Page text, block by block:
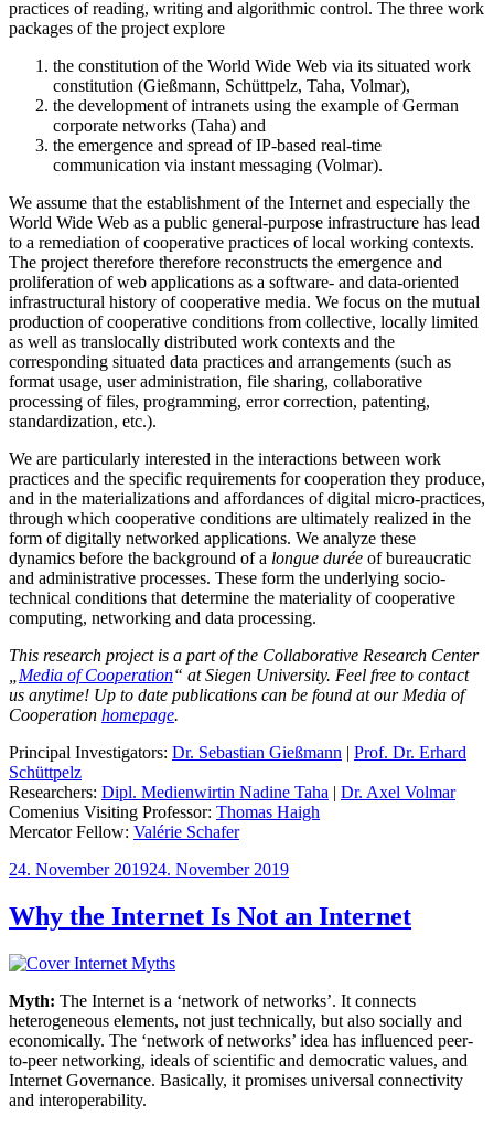
practices of reading, writing and algorithmic control. The three work
packages of the project explore
the constitution of the World Wide Web via its situated work
constitution (Gießmann, Schüttpelz, Taha, Volmar),
the development of intranets using the example of German
corporate networks (Taha) and
the emergence and spread of IP-based real-time
communication via instant messaging (Volmar).
We assume that the establishment of the Internet and especially the
World Wide Web as a public general-purpose infrastructure has lead
to a remediation of cooperative practices of local working contexts.
The project therefore therefore reconstructs the emergence and
proliferation of web applications as a software- and data-oriented
infrastructural history of cooperative media. We focus on the mutual
production of cooperative conditions from collective, locally limited
as well as translocally distributed work contexts and the
corresponding situated data practices and arrangements (such as
format usage, user administration, file sharing, collaborative
processing of files, programming, error correction, patenting,
standardization, etc.).
We are particularly interested in the interactions between work
practices and the specific requirements for cooperation they produce,
and in the materializations and affordances of digital micro-practices,
through which cooperative conditions are ultimately realized in the
form of digitally networked applications. We analyze these
dynamics before the background of a longue durée of bureaucratic
and administrative processes. These form the underlying socio-
technical conditions that determine the materiality of cooperative
computing, networking and data processing.
This research project is a part of the Collaborative Research Center
Media of Cooperation“ at Siegen University. Feel free to contact
us anytime! Up to date publications can be found at our Media of
Cooperation homepage.
Principal Investigators: Dr. Sebastian Gießmann | Prof. Dr. Erhard
Schüttpelz
Researchers: Dipl. Medienwirtin Nadine Taha | Dr. Axel Volmar
Comenius Visiting Professor: Thomas Haigh
Mercator Fellow: Valérie Schafer
Veröffentlicht
24. November 201924. November 2019
Why the Internet Is Not an Internet
Myth: The Internet is a ‘network of networks’. It connects
heterogeneous elements, not just technically, but also socially and
economically. The ‘network of networks’ idea has influenced peer-
to-peer networking, ideals of scientific and democratic values, and
Internet Governance. Basically, it promises universal connectivity
and interoperability.